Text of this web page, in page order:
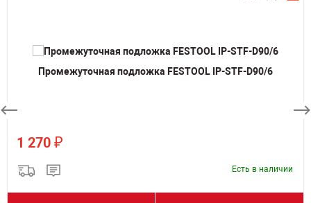
Промежуточная подложка FESTOOL IP-STF-D90/6
1 270 ₽
Есть в наличии